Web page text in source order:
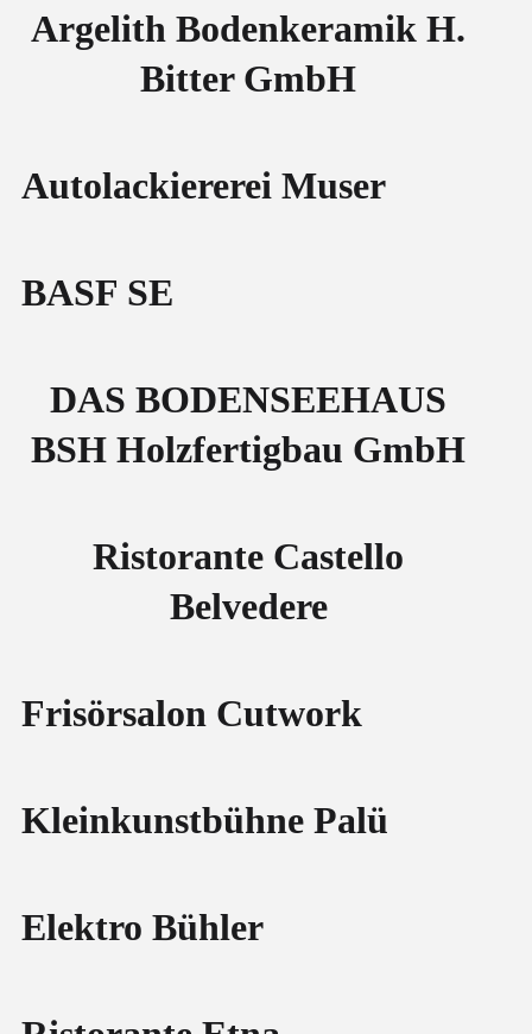
Argelith Bodenkeramik H.
Bitter GmbH
Autolackiererei Muser
BASF SE
DAS BODENSEEHAUS
BSH Holzfertigbau GmbH
Ristorante Castello
Belvedere
Frisörsalon Cutwork
Kleinkunstbühne Palü
Elektro Bühler